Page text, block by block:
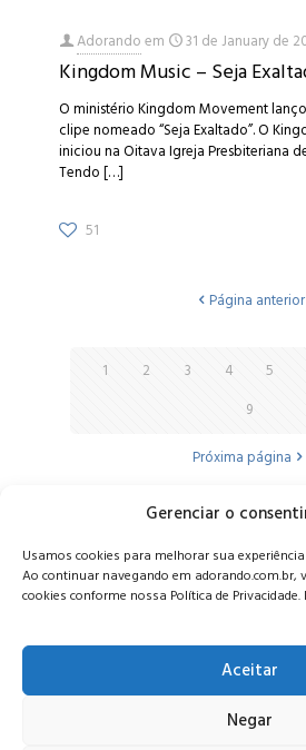
Gerenciar o
Usamos cookies para melhorar sua
Ao continuar navegando em adorando.com.br,
cookies conforme nossa Política de
Aceitar
Negar
Adorandoem 31 de January de
Kingdom Music – Seja
O ministério Kingdom Movement
clipe nomeado “Seja Exaltado”. O
iniciou na Oitava Igreja Presbiteriana
Tendo[…]
51
Página anterior
1 2 3 4 5
9
Próxima página
Alameda Oscar Niemeyer, 1033 – 7º
Serra - Nova Lima/MG, CEP:
CONTATO: